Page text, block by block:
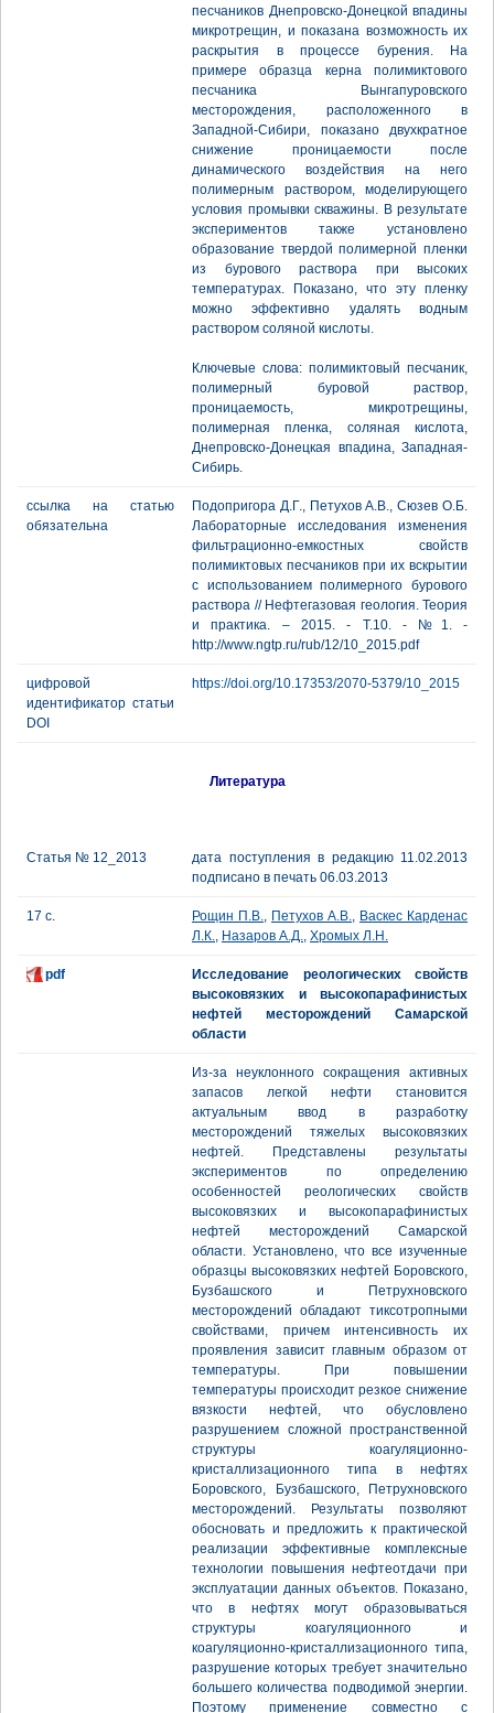
песчаников Днепровско-Донецкой впадины
микротрещин, и показана возможность их
раскрытия в процессе бурения. На
примере образца керна полимиктового
песчаника Вынгапуровского
месторождения, расположенного в
Западной-Сибири, показано двухкратное
снижение проницаемости после
динамического воздействия на него
полимерным раствором, моделирующего
условия промывки скважины. В результате
экспериментов также установлено
образование твердой полимерной пленки
из бурового раствора при высоких
температурах. Показано, что эту пленку
можно эффективно удалять водным
раствором соляной кислоты.
Ключевые слова: полимиктовый песчаник,
полимерный буровой раствор,
проницаемость, микротрещины,
полимерная пленка, соляная кислота,
Днепровско-Донецкая впадина, Западная-
Сибирь.
ссылка на статью
обязательна
Подопригора Д.Г., Петухов А.В., Сюзев О.Б.
Лабораторные исследования изменения
фильтрационно-емкостных свойств
полимиктовых песчаников при их вскрытии
с использованием полимерного бурового
раствора // Нефтегазовая геология. Теория
и практика. – 2015. - Т.10. - №1. -
http://www.ngtp.ru/rub/12/10_2015.pdf
цифровой
идентификатор статьи
DOI
https://doi.org/10.17353/2070-5379/10_2015
Литература
Статья № 12_2013
дата поступления в редакцию 11.02.2013
подписано в печать 06.03.2013
17 с. Рощин П.В., Петухов А.В., Васкес Карденас
Л.К., Назаров А.Д., Хромых Л.Н.
pdf
Исследование реологических свойств
высоковязких и высокопарафинистых
нефтей месторождений Самарской
области
Из-за неуклонного сокращения активных
запасов легкой нефти становится
актуальным ввод в разработку
месторождений тяжелых высоковязких
нефтей. Представлены результаты
экспериментов по определению
особенностей реологических свойств
высоковязких и высокопарафинистых
нефтей месторождений Самарской
области. Установлено, что все изученные
образцы высоковязких нефтей Боровского,
Бузбашского и Петрухновского
месторождений обладают тиксотропными
свойствами, причем интенсивность их
проявления зависит главным образом от
температуры. При повышении
температуры происходит резкое снижение
вязкости нефтей, что обусловлено
разрушением сложной пространственной
структуры коагуляционно-
кристаллизационного типа в нефтях
Боровского, Бузбашского, Петрухновского
месторождений. Результаты позволяют
обосновать и предложить к практической
реализации эффективные комплексные
технологии повышения нефтеотдачи при
эксплуатации данных объектов. Показано,
что в нефтях могут образовываться
структуры коагуляционного и
коагуляционно-кристаллизационного типа,
разрушение которых требует значительно
большего количества подводимой энергии.
Поэтому применение совместно с